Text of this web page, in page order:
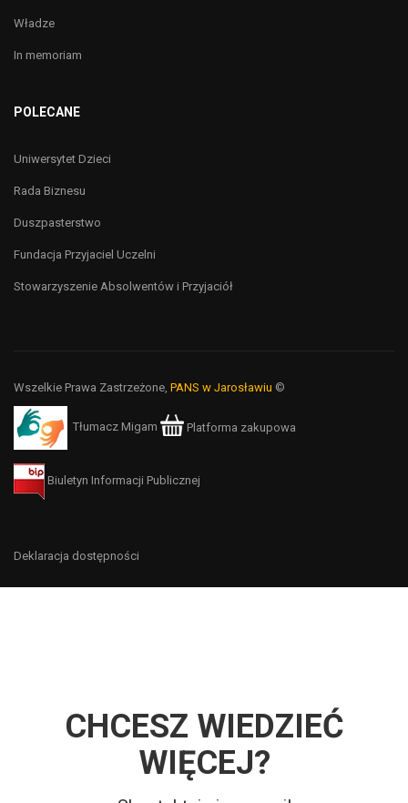
Władze
In memoriam
POLECANE
Uniwersytet Dzieci
Rada Biznesu
Duszpasterstwo
Fundacja Przyjaciel Uczelni
Stowarzyszenie Absolwentów i Przyjaciół
Wszelkie Prawa Zastrzeżone, PANS w Jarosławiu ©
Tłumacz Migam Platforma zakupowa
Biuletyn Informacji Publicznej
Deklaracja dostępności
CHCESZ WIEDZIEĆ
WIĘCEJ?